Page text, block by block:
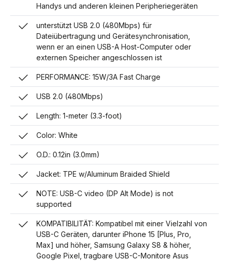
Handys und anderen kleinen Peripheriegeräten
unterstützt USB 2.0 (480Mbps) für
Dateiübertragung und Gerätesynchronisation,
wenn er an einen USB-A Host-Computer oder
externen Speicher angeschlossen ist
PERFORMANCE: 15W/3A Fast Charge
USB 2.0 (480Mbps)
Length: 1-meter (3.3-foot)
Color: White
O.D.: 0.12in (3.0mm)
Jacket: TPE w/Aluminum Braided Shield
NOTE: USB-C video (DP Alt Mode) is not
supported
KOMPATIBILITÄT: Kompatibel mit einer Vielzahl von
USB-C Geräten, darunter iPhone 15 [Plus, Pro,
Max] und höher, Samsung Galaxy S8 & höher,
Google Pixel, tragbare USB-C-Monitore Asus